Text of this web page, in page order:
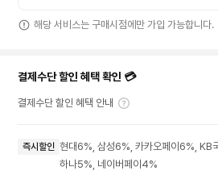
해당 서비스는 구매시점에만 가입 가능합니다.
결제수단 할인 혜택 확인 💳
결제수단 할인 혜택 안내
즉시할인 현대6%, 삼성6%, 카카오페이6%, KB
하나5%, 네이버페이4%